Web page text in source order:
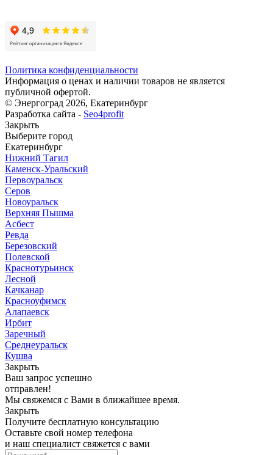
Политика конфиденциальности
Информация о ценах и наличии товаров не является
публичной офертой.
© Энергоград 2026, Екатеринбург
Разработка сайта - Seo4profit
Закрыть
Выберите город
Екатеринбург
Нижний Тагил
Каменск-Уральский
Первоуральск
Серов
Новоуральск
Верхняя Пышма
Асбест
Ревда
Березовский
Полевской
Краснотурьинск
Лесной
Качканар
Красноуфимск
Алапаевск
Ирбит
Заречный
Среднеуральск
Кушва
Закрыть
Ваш запрос успешно
отправлен!
Мы свяжемся с Вами в ближайшее время.
Закрыть
Получите бесплатную консультацию
Оставьте свой номер телефона
и наш специалист свяжется с вами